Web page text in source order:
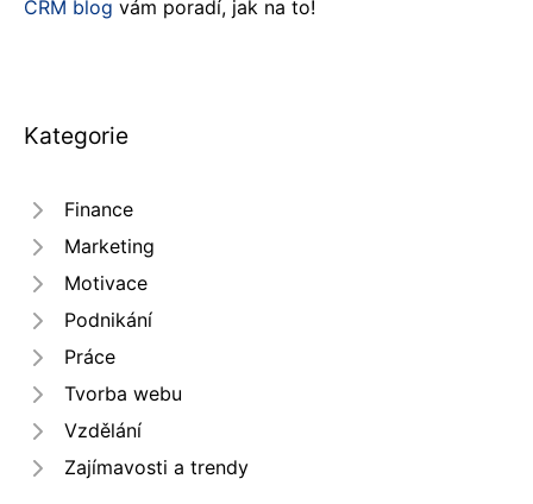
CRM blog vám poradí, jak na to!
Kategorie
Finance
Marketing
Motivace
Podnikání
Práce
Tvorba webu
Vzdělání
Zajímavosti a trendy